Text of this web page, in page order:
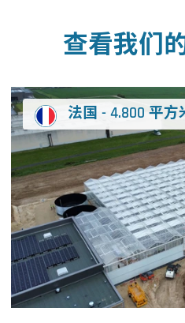
查看我们
法国 - 4.800 平方